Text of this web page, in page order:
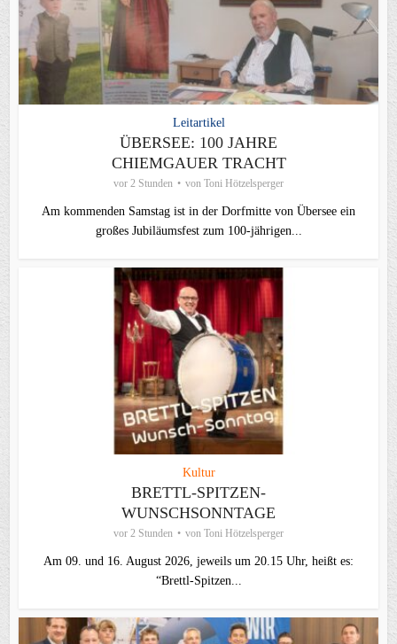
Leitartikel
ÜBERSEE: 100 JAHRE
CHIEMGAUER TRACHT
vor 2 Stunden von Toni Hötzelsperger
Am kommenden Samstag ist in der Dorfmitte von Übersee ein
großes Jubiläumsfest zum 100-jährigen...
Kultur
BRETTL-SPITZEN-
WUNSCHSONNTAGE
vor 2 Stunden von Toni Hötzelsperger
Am 09. und 16. August 2026, jeweils um 20.15 Uhr, heißt es:
“Brettl-Spitzen...